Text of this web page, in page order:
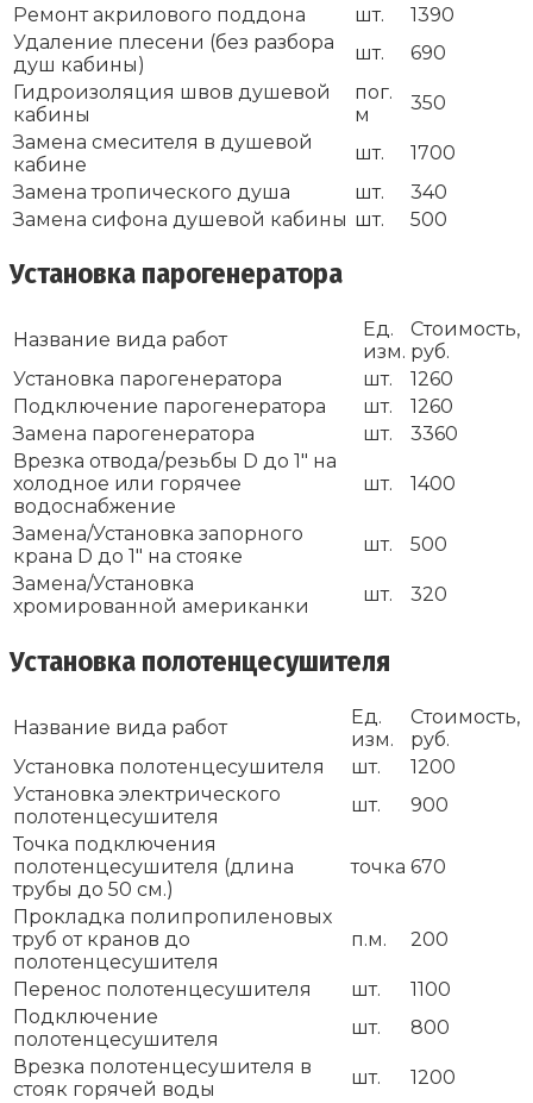
Ремонт акрилового поддона
шт.
1390
Удаление плесени (без разбора
душ кабины)
шт.
690
Гидроизоляция швов душевой
кабины
пог.
м
350
Замена смесителя в душевой
кабине
шт.
1700
Замена тропического душа
шт.
340
Замена сифона душевой кабины шт. 500
Установка парогенератора
Название вида работ
Ед.
изм.
Стоимость,
руб.
Установка парогенератора
шт.
1260
Подключение парогенератора
шт.
1260
Замена парогенератора
шт.
3360
Врезка отвода/резьбы D до 1″ на
холодное или горячее
водоснабжение
шт. 1400
Замена/Установка запорного
крана D до 1″ на стояке
шт.
500
Замена/Установка
хромированной американки
шт. 320
Установка полотенцесушителя
Название вида работ
Ед.
изм.
Стоимость,
руб.
Установка полотенцесушителя
шт.
1200
Установка электрического
полотенцесушителя
шт.
900
Точка подключения
полотенцесушителя (длина
трубы до 50 см.)
точка 670
Прокладка полипропиленовых
труб от кранов до
полотенцесушителя
п.м. 200
Перенос полотенцесушителя шт.
1100
Подключение
полотенцесушителя
шт.
800
Врезка полотенцесушителя в
стояк горячей воды
шт.
1200